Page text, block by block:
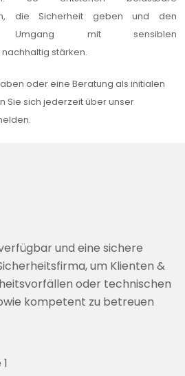
die Sicherheit geben und den
Umgang mit sensiblen
stärken.
oder eine Beratung als initialen
Sie sich jederzeit über unser
und eine sichere
um Klienten &
oder technischen
kompetent zu betreuen